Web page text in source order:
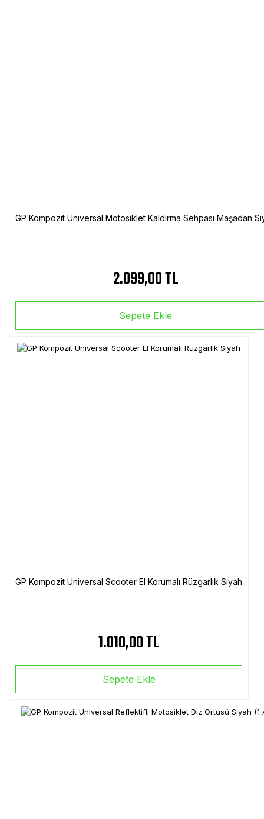
GP Kompozit Universal Motosiklet Kaldırma Sehpası Maşadan
2.099,00 TL
Sepete Ekle
GP Kompozit Universal Scooter El Korumalı Rüzgarlık Siyah
1.010,00 TL
Sepete Ekle